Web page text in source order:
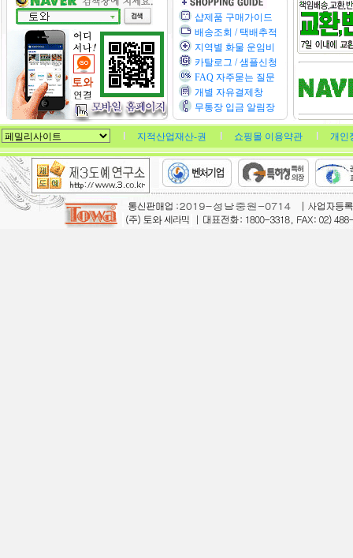
샵제품 구매가이드
배송조회 / 택배추적
지역별 화물 운임비
카탈로그 / 샘플신청
FAQ 자주묻는 질문
개별 자유결제창
무통장 입금 알림장
지적산업재산-권 쇼핑몰 이용약관 개인